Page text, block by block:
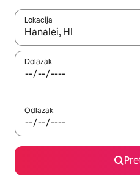
Lokacija
Kada budu dostupni
Dolazak
Odlazak